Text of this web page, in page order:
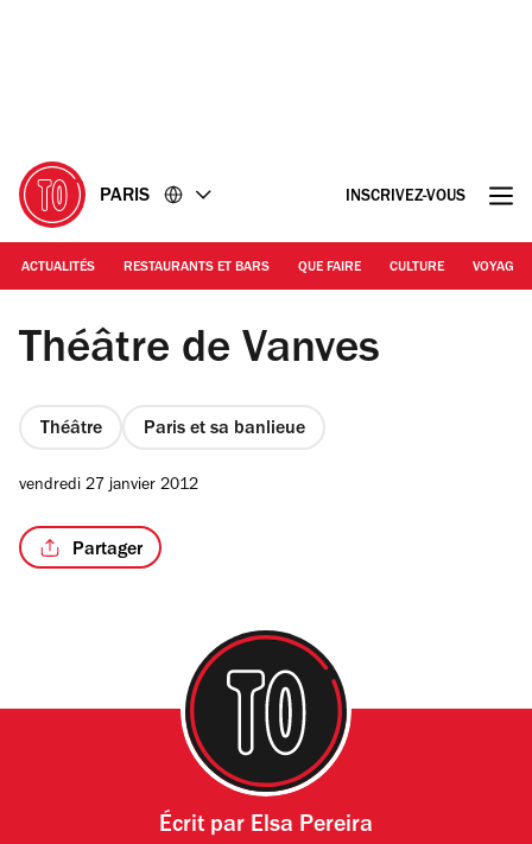
PARIS INSCRIVEZ-VOUS
ACTUALITÉS RESTAURANTS ET BARS QUE FAIRE CULTURE VOYAGE
DR | Théâtre de Vanves
Théâtre de Vanves
Théâtre Paris et sa banlieue
vendredi 27 janvier 2012
Partager
Écrit par Elsa Pereira